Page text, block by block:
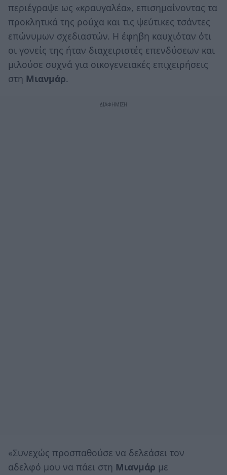
περιέγραψε ως «κραυγαλέα», επισημαίνοντας τα
προκλητικά της ρούχα και τις ψεύτικες τσάντες
επώνυμων σχεδιαστών. Η έφηβη καυχιόταν ότι
οι γονείς της ήταν διαχειριστές επενδύσεων και
μιλούσε συχνά για οικογενειακές επιχειρήσεις
στη Μιανμάρ.
«Συνεχώς προσπαθούσε να δελεάσει τον
αδελφό μου να πάει στη Μιανμάρ με